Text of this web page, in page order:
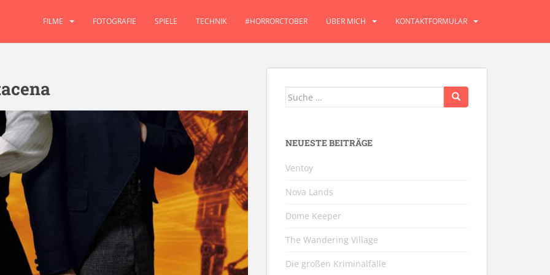
FILME FOTOGRAFIE SPIELE TECHNIK #HORRORCTOBER ÜBER MICH KONTAKTFORMULAR
Suche
NEUESTE BEITRÄGE
Ventoy
Nova Lands
Dome Keeper
The Wandering Village
Die großen Kriminalfälle